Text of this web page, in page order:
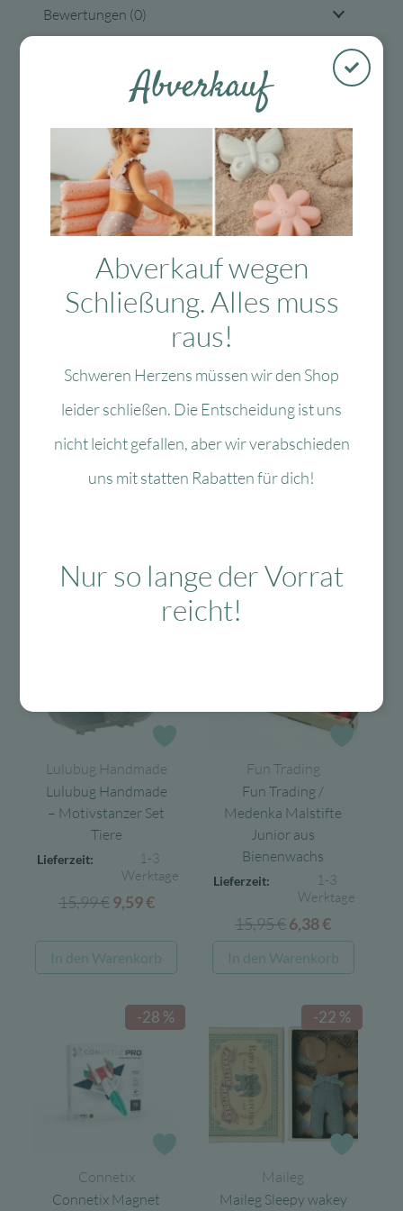
Bewertungen (0)
Kostenloser
Versand in D
Mit viel Liebe
ausgewählte &
Produkte
30 Tage Rückgaberecht
Das Passt dazu
Das könnte Dir auch
-40 %
Lulubug Handmade
Lulubug Handmade
– Motivstanzer Set
Tiere
Lieferzeit:
1-3
Werktage
15,99€ Ursprünglicher
war:
15,99 €
9,59€Aktueller
ist:
9,59 €.
In den Warenkorb
Fun Trading
Fun Trading /
Medenka Malstifte
Junior aus
Bienenwachs
Lieferzeit:
1-3
Werktage
15,95€Ursprünglicher
Preis
war:
6,38€Aktueller
Preis
ist:
In den Warenkorb
-28 %
Connetix
Connetix Magnet
-22 %
Maileg
Maileg Sleepy wakey
Abverkauf
Abverkauf wegen
Schließung. Alles muss
raus!
Schweren Herzens müssen wir den Shop
leider schließen. Die Entscheidung ist uns
nicht leicht gefallen, aber wir verabschieden
uns mit statten Rabatten für dich!
Nur so lange der Vorrat
reicht!